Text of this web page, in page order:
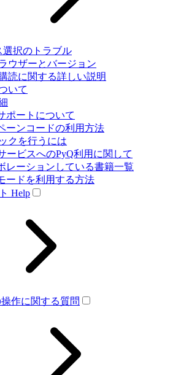
選択のトラブル
ウザーとバージョン
読に関する詳しい説明
いて
ポートについて
ーンコードの利用方法
クを行うには
ービスへのPyQ利用に関して
レーションしている書籍一覧
ードを利用する方法
Help
作に関する質問